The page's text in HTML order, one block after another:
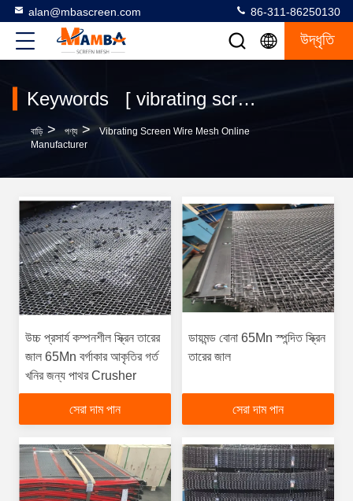
alan@mbascreen.com 86-311-86250130
উদ্ধৃতি
Keywords [ vibrating screen wire mesh ] Match 333 পণ্য
বাড়ি > পণ্য >
Vibrating Screen Wire Mesh Online
Manufacturer
উচ্চ প্রসার্য কম্পনশীল স্ক্রিন তারের
জাল 65Mn বর্গাকার আকৃতির গর্ত
খনির জন্য পাথর Crusher
সেরা দাম পান
ডায়মন্ড বোনা 65Mn স্পন্দিত স্ক্রিন
তারের জাল
সেরা দাম পান